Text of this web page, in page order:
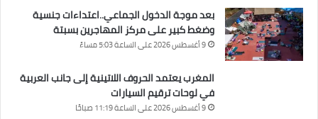
بعد موجة الدخول الجماعي..اعتداءات جنسية
وضغط كبير على مركز المهاجرين بسبتة
9 أغسطس 2026 على الساعة 5:03 مساءً
المغرب يعتمد الحروف اللاتينية إلى جانب العربية
في لوحات ترقيم السيارات
9 أغسطس 2026 على الساعة 11:19 صباحًا